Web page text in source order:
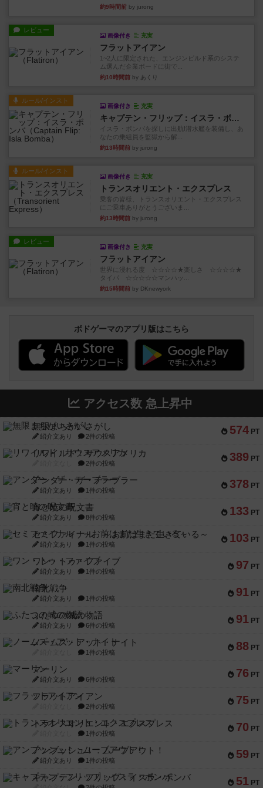
約9時間前 by jurong
レビュー
画像付き 充実
フラットアイアン
1~2人に限定された、エンジンビルド系のシステ
ム選んだ企業ボードに街で...
約10時間前 by あくり
ルール/インスト
画像付き 充実
キャプテン・フリップ：イスラ・ボンバ
イスラ・ボンバを探しに出航!潜水艦を装備し、あ
なたの乗組員を監獄から解...
約13時間前 by jurong
ルール/インスト
画像付き 充実
トランスオリエント・エクスプレス
乗客の皆様、トランスオリエント・エクスプレス
にご乗車ありがとうございま...
約13時間前 by jurong
レビュー
画像付き 充実
フラットアイアン
世界に浸れる度 ☆☆☆☆★楽しさ ☆☆☆☆★
タイパ ☆☆☆☆☆マンハッ...
約15時間前 by DKnewyork
ボドゲーマのアプリ版はこちら
アクセス数 急上昇中
574 PT
無限まちがいさがし
紹介文あり 2件の投稿
389 PT
リワイルド：サウスアメリカ
2件の投稿
378 PT
アンダー・ザ・テーブラー
紹介文あり 1件の投稿
133 PT
宵と暁の呪文書
紹介文あり 8件の投稿
103 PT
セミファイナル ～お前はまだ生きている～
紹介文あり 1件の投稿
97 PT
ワン・トゥ・ファイブ
紹介文あり 1件の投稿
91 PT
南北戦争
紹介文あり 1件の投稿
91 PT
ふたつの城の物語
紹介文あり 6件の投稿
88 PT
ノームズ・アット・ナイト
1件の投稿
76 PT
マーリン
紹介文あり 6件の投稿
75 PT
フラットアイアン
2件の投稿
70 PT
トランスオリエント・エクスプレス
1件の投稿
59 PT
アンブッシュ！：ムーブアウト！
紹介文あり 1件の投稿
51 PT
キャプテン・フリップ：イスラ・ボンバ